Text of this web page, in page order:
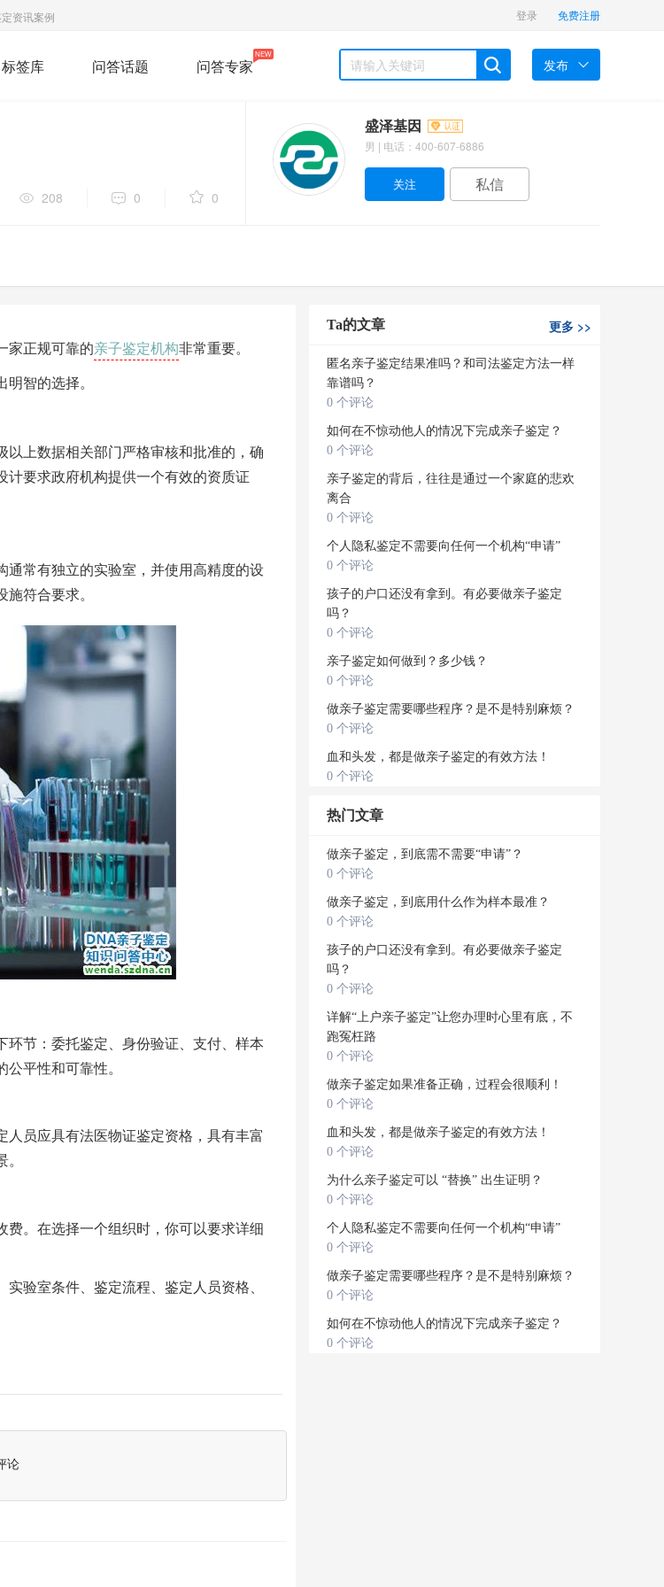
资讯案例 登录 免费注册
标签库 问答话题 问答专家
NEW
发布
208 0 0
盛泽基因
男 | 电话：400-607-6886
私信
家正规可靠的亲子鉴定机构非常重要。
智的选择。
以上数据相关部门严格审核和批准的，确
计要求政府机构提供一个有效的资质证
通常有独立的实验室，并使用高精度的设
符合要求。
环节：委托鉴定、身份验证、支付、样本
平性和可靠性。
员应具有法医物证鉴定资格，具有丰富
费。在选择一个组织时，你可以要求详细
验室条件、鉴定流程、鉴定人员资格、
论
Ta的文章 更多>>
匿名亲子鉴定结果准吗？和司法鉴定方法一样
靠谱吗？
0 个评论
如何在不惊动他人的情况下完成亲子鉴定？
0 个评论
亲子鉴定的背后，往往是通过一个家庭的悲欢
离合
0 个评论
个人隐私鉴定不需要向任何一个机构“申请”
0 个评论
孩子的户口还没有拿到。有必要做亲子鉴定
吗？
0 个评论
亲子鉴定如何做到？多少钱？
0 个评论
做亲子鉴定需要哪些程序？是不是特别麻烦？
0 个评论
血和头发，都是做亲子鉴定的有效方法！
0 个评论
热门文章
做亲子鉴定，到底需不需要“申请”？
0 个评论
做亲子鉴定，到底用什么作为样本最准？
0 个评论
孩子的户口还没有拿到。有必要做亲子鉴定
吗？
0 个评论
详解“上户亲子鉴定”让您办理时心里有底，不
跑冤枉路
0 个评论
做亲子鉴定如果准备正确，过程会很顺利！
0 个评论
血和头发，都是做亲子鉴定的有效方法！
0 个评论
为什么亲子鉴定可以 “替换” 出生证明？
0 个评论
个人隐私鉴定不需要向任何一个机构“申请”
0 个评论
做亲子鉴定需要哪些程序？是不是特别麻烦？
0 个评论
如何在不惊动他人的情况下完成亲子鉴定？
0 个评论